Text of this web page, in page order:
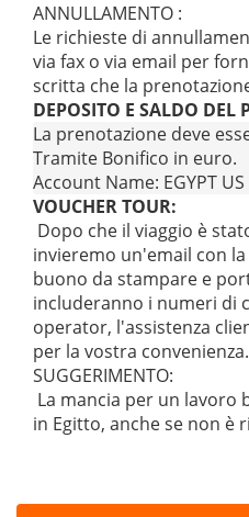
ANNULLAMENTO :
Le richieste di
via fax o via email per
scritta che la
DEPOSITO E SALDO DEL
La prenotazione deve
Tramite Bonifico in euro.
Account Name: EGYPT US
VOUCHER TOUR:
Dopo che il viaggio è
invieremo un'email con
buono da stampare e
includeranno i numeri di
operator, l'assistenza
per la vostra convenienza.
SUGGERIMENTO:
La mancia per un lavoro
in Egitto, anche se non è